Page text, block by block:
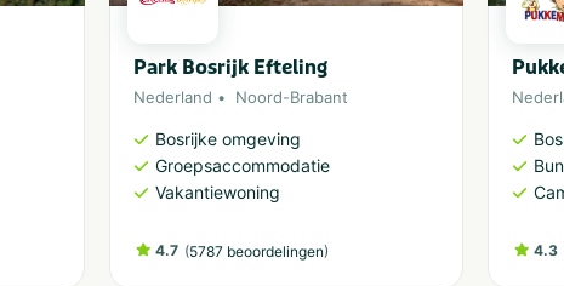
Park Bosrijk Efteling
Nederland Noord-Brabant
Bosrijke omgeving
Groepsaccommodatie
Vakantiewoning
4.7 (5787 beoordelingen) 4.3